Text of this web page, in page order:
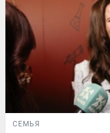
СЕМЬЯ